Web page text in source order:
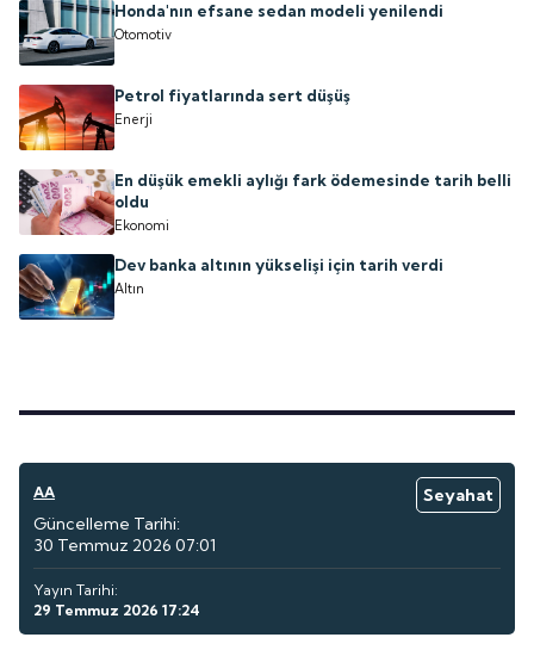
Honda'nın efsane sedan modeli yenilendi
Otomotiv
Petrol fiyatlarında sert düşüş
Enerji
En düşük emekli aylığı fark ödemesinde tarih belli
oldu
Ekonomi
Dev banka altının yükselişi için tarih verdi
Altın
AA
Seyahat
Güncelleme Tarihi:
30 Temmuz 2026 07:01
Yayın Tarihi:
29 Temmuz 2026 17:24